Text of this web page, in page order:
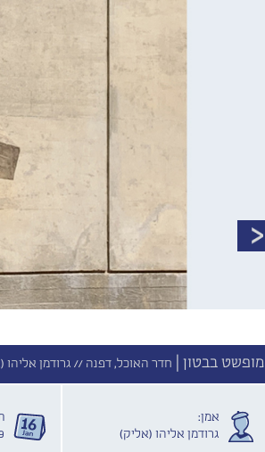
מופשט בבטון | חדר האוכל, דפנה // גרודמן
אמן:
גרודמן אליהו (אליק)